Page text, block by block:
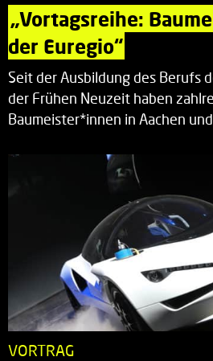
„Vortagsreihe:
der Euregio“
Seit der Ausbildung des Berufs
der Frühen Neuzeit haben
Baumeister*innen in Aachen
VORTRAG